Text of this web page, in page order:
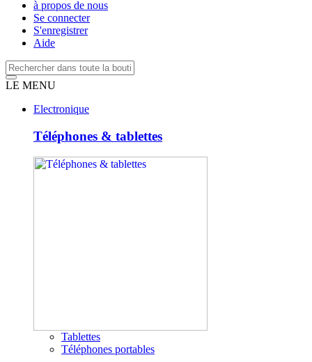
à propos de nous
Se connecter
S'enregistrer
Aide
LE MENU
Electronique
Téléphones & tablettes
Tablettes
Téléphones portables